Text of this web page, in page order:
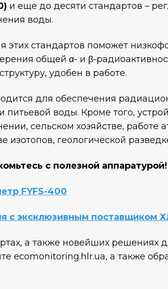
и еще до десяти стандартов –
воды.
этих стандартов поможет
общей α- и β-
удобен в работе.
для обеспечения
воды. Кроме того,
сельском хозяйстве, работе
изотопов, геологической
с полезной аппаратурой!
FYFS-400
с эксклюзивным поставщиком
а также новейших решениях
ecomonitoring.hlr.ua, а также